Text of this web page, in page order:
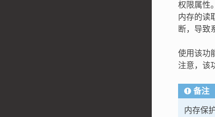
权限属性
内存的读
断，导致
使用该功
注意，该
备注
内存保